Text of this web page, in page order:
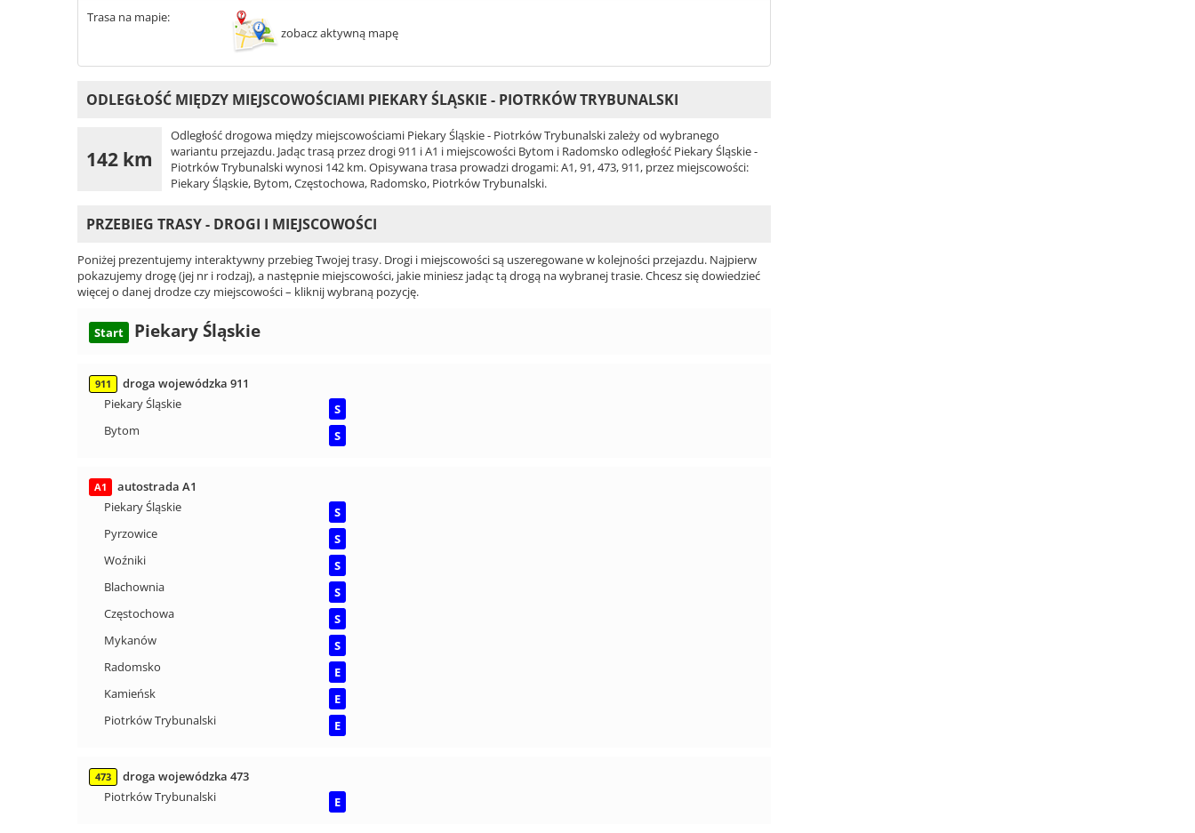
Trasa na mapie:
zobacz aktywną mapę
ODLEGŁOŚĆ MIĘDZY MIEJSCOWOŚCIAMI PIEKARY ŚLĄSKIE - PIOTRKÓW TRYBUNALSKI
142 km
Odległość drogowa między miejscowościami Piekary Śląskie - Piotrków Trybunalski zależy od wybranego
wariantu przejazdu. Jadąc trasą przez drogi 911 i A1 i miejscowości Bytom i Radomsko odległość Piekary Śląskie -
Piotrków Trybunalski wynosi 142 km. Opisywana trasa prowadzi drogami: A1, 91, 473, 911, przez miejscowości:
Piekary Śląskie, Bytom, Częstochowa, Radomsko, Piotrków Trybunalski.
PRZEBIEG TRASY - DROGI I MIEJSCOWOŚCI
Poniżej prezentujemy interaktywny przebieg Twojej trasy. Drogi i miejscowości są uszeregowane w kolejności przejazdu. Najpierw
pokazujemy drogę (jej nr i rodzaj), a następnie miejscowości, jakie miniesz jadąc tą drogą na wybranej trasie. Chcesz się dowiedzieć
więcej o danej drodze czy miejscowości – kliknij wybraną pozycję.
Start Piekary Śląskie
911
droga wojewódzka 911
Piekary Śląskie
S
Bytom
S
A1
autostrada A1
Piekary Śląskie
S
Pyrzowice
S
Woźniki
S
Blachownia
S
Częstochowa
S
Mykanów
S
Radomsko
E
Kamieńsk
E
Piotrków Trybunalski
E
473
droga wojewódzka 473
Piotrków Trybunalski
E